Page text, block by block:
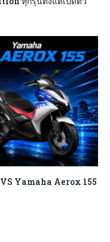
Yamaha Aerox 155